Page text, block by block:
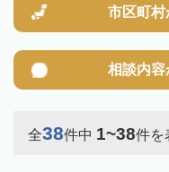
市区町村
相談内容
全38件中 1~38件を